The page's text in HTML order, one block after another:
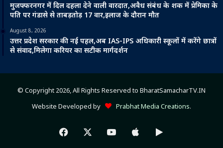
मुजफ्फरनगर में दिल दहला देने वाली वारदात,अवैध संबंध के शक में प्रेमिका के
पति पर गंडासे से ताबड़तोड़ 17 वार,इलाज के दौरान मौत
August 8, 2026
उत्तर प्रदेश सरकार की नई पहल,अब IAS-IPS अधिकारी स्कूलों में करेंगे छात्रों
से संवाद,मिलेगा करियर का सटीक मार्गदर्शन
© Copyright 2026, All Rights Reserved to BharatSamacharTV.IN
Website Developed by
Prabhat Media Creations.
Facebook YouTubeAppleGoogle